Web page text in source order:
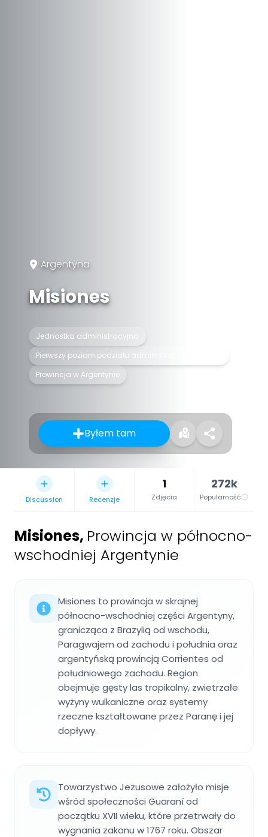
Argentyna
Misiones
Jednostka administracyjna
Pierwszy poziom podziału administracyjnego kraju
Prowincja w Argentynie
Byłem tam
Discussion Recenzje
1
Zdjęcia
272k
Popularność
Misiones, Prowincja w północno-
wschodniej Argentynie
Misiones to prowincja w skrajnej
północno-wschodniej części Argentyny,
granicząca z Brazylią od wschodu,
Paragwajem od zachodu i południa oraz
argentyńską prowincją Corrientes od
południowego zachodu. Region
obejmuje gęsty las tropikalny, zwietrzałe
wyżyny wulkaniczne oraz systemy
rzeczne kształtowane przez Paranę i jej
dopływy.
Towarzystwo Jezusowe założyło misje
wśród społeczności Guaraní od
początku XVII wieku, które przetrwały do
wygnania zakonu w 1767 roku. Obszar